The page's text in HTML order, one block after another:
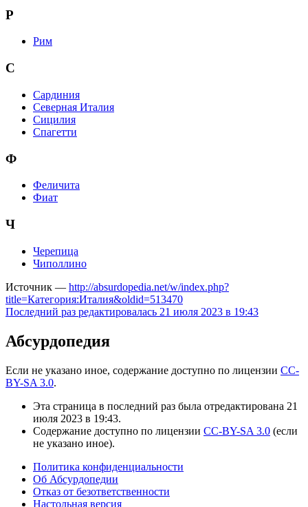
Р
Рим
С
Сардиния
Северная Италия
Сицилия
Спагетти
Ф
Феличита
Фиат
Ч
Черепица
Чиполлино
Источник — http://absurdopedia.net/w/index.php?
title=Категория:Италия&oldid=513470
Последний раз редактировалась 21 июля 2023 в 19:43
Абсурдопедия
Если не указано иное, содержание доступно по лицензии CC-
BY-SA 3.0.
Эта страница в последний раз была отредактирована 21
июля 2023 в 19:43.
Содержание доступно по лицензии CC-BY-SA 3.0 (если
не указано иное).
Политика конфиденциальности
Об Абсурдопедии
Отказ от безответственности
Настольная версия